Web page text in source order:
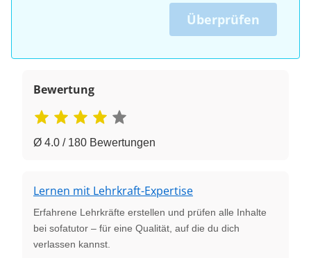
Überprüfen
Bewertung
Ø 4.0 / 180 Bewertungen
Lernen mit Lehrkraft-Expertise
Erfahrene Lehrkräfte erstellen und prüfen alle Inhalte
bei sofatutor – für eine Qualität, auf die du dich
verlassen kannst.